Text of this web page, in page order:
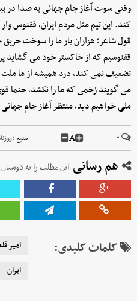
وقتی سوت آغاز جام جهانی به صدا در
کند. این تیم مثل مردم ایران، ققنوس
قول شاعر؛ هزاران بار ما را سوخت حریق
ققنوسیم که از خاکستر خود می
تضعیف نمی کند، درد همیشه از ما
می گویند زخمی که ما را نکشد، حتما
ملی خواهیم دید، منتظر آغاز جام
۰ A منبع :
هم رسانی این مطلب را به
کلمات کلیدی: امیر
ایران